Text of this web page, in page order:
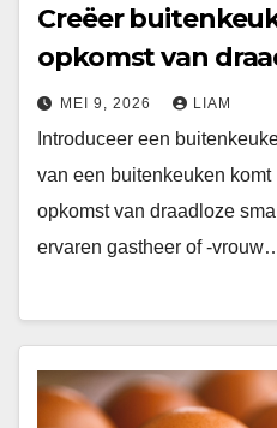
Creëer
opkomst van
MEI 9, 2026 LIAM
Introduceer een
van een buitenkeuken
opkomst van draadloze
ervaren gastheer of -